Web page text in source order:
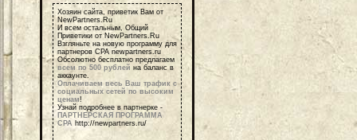
Хозяин сайта, приветик Вам от
NewPartners.Ru
И всем остальным, Общий
Приветики от NewPartners.Ru
Взгляньте на новую программу для
партнеров СРА newpartners.ru
Обсолютно бесплатно предлагаем
всем по 500 рублей на баланс в
аккаунте.
Оплачиваем весь Ваш трафик с
социальных сетей по высоким
ценам!
Узнай подробнее в партнерке -
ПАРТНЕРСКАЯ ПРОГРАММА
СРА http://newpartners.ru/